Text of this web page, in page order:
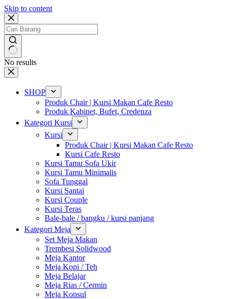
Skip to content
No results
SHOP
Produk Chair | Kursi Makan Cafe Resto
Produk Kabinet, Bufet, Credenza
Kategori Kursi
Kursi
Produk Chair | Kursi Makan Cafe Resto
Kursi Cafe Resto
Kursi Tamu Sofa Ukir
Kursi Tamu Minimalis
Sofa Tunggal
Kursi Santai
Kursi Couple
Kursi Teras
Bale-bale / bangku / kursi panjang
Kategori Meja
Set Meja Makan
Trembesi Solidwood
Meja Kantor
Meja Kopi / Teh
Meja Belajar
Meja Rias / Cermin
Meja Konsul